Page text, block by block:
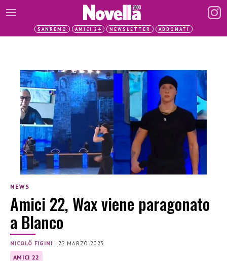
SANREMO AMICI 24 NEWSLETTER ABBONATI
NEWS
Amici 22, Wax viene paragonato
a Blanco
NICOLÒ FIGINI | 22 MARZO 2023
AMICI 22